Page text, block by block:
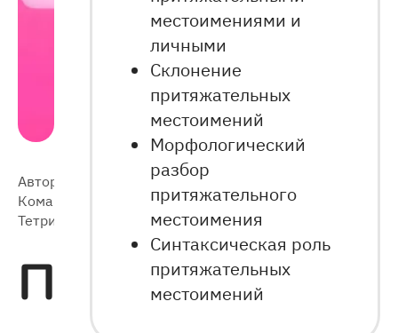
Автор:
Команда
Тетрики
37 256
местоимениями и
личными
Склонение
притяжательных
местоимений
Морфологический
разбор
притяжательного
местоимения
Синтаксическая роль
притяжательных
местоимений